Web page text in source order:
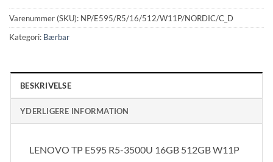
Varenummer (SKU): NP/E595/R5/16/512/W11P/NORDIC/C_D
Kategori: Bærbar
BESKRIVELSE
YDERLIGERE INFORMATION
LENOVO TP E595 R5-3500U 16GB 512GB W11P